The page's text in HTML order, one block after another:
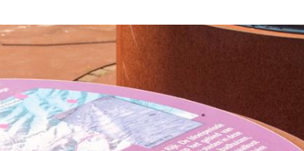
Aachen, die Tempel, Badehäuser,
Eine Hauptstraße, die Via Belgica,
Heerlen und Köln.
lagen zahlreiche römische Villen, wie